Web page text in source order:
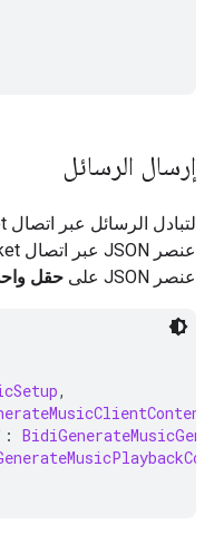
إرسال الرسائل
عنصر JSON على
حقل
,
: